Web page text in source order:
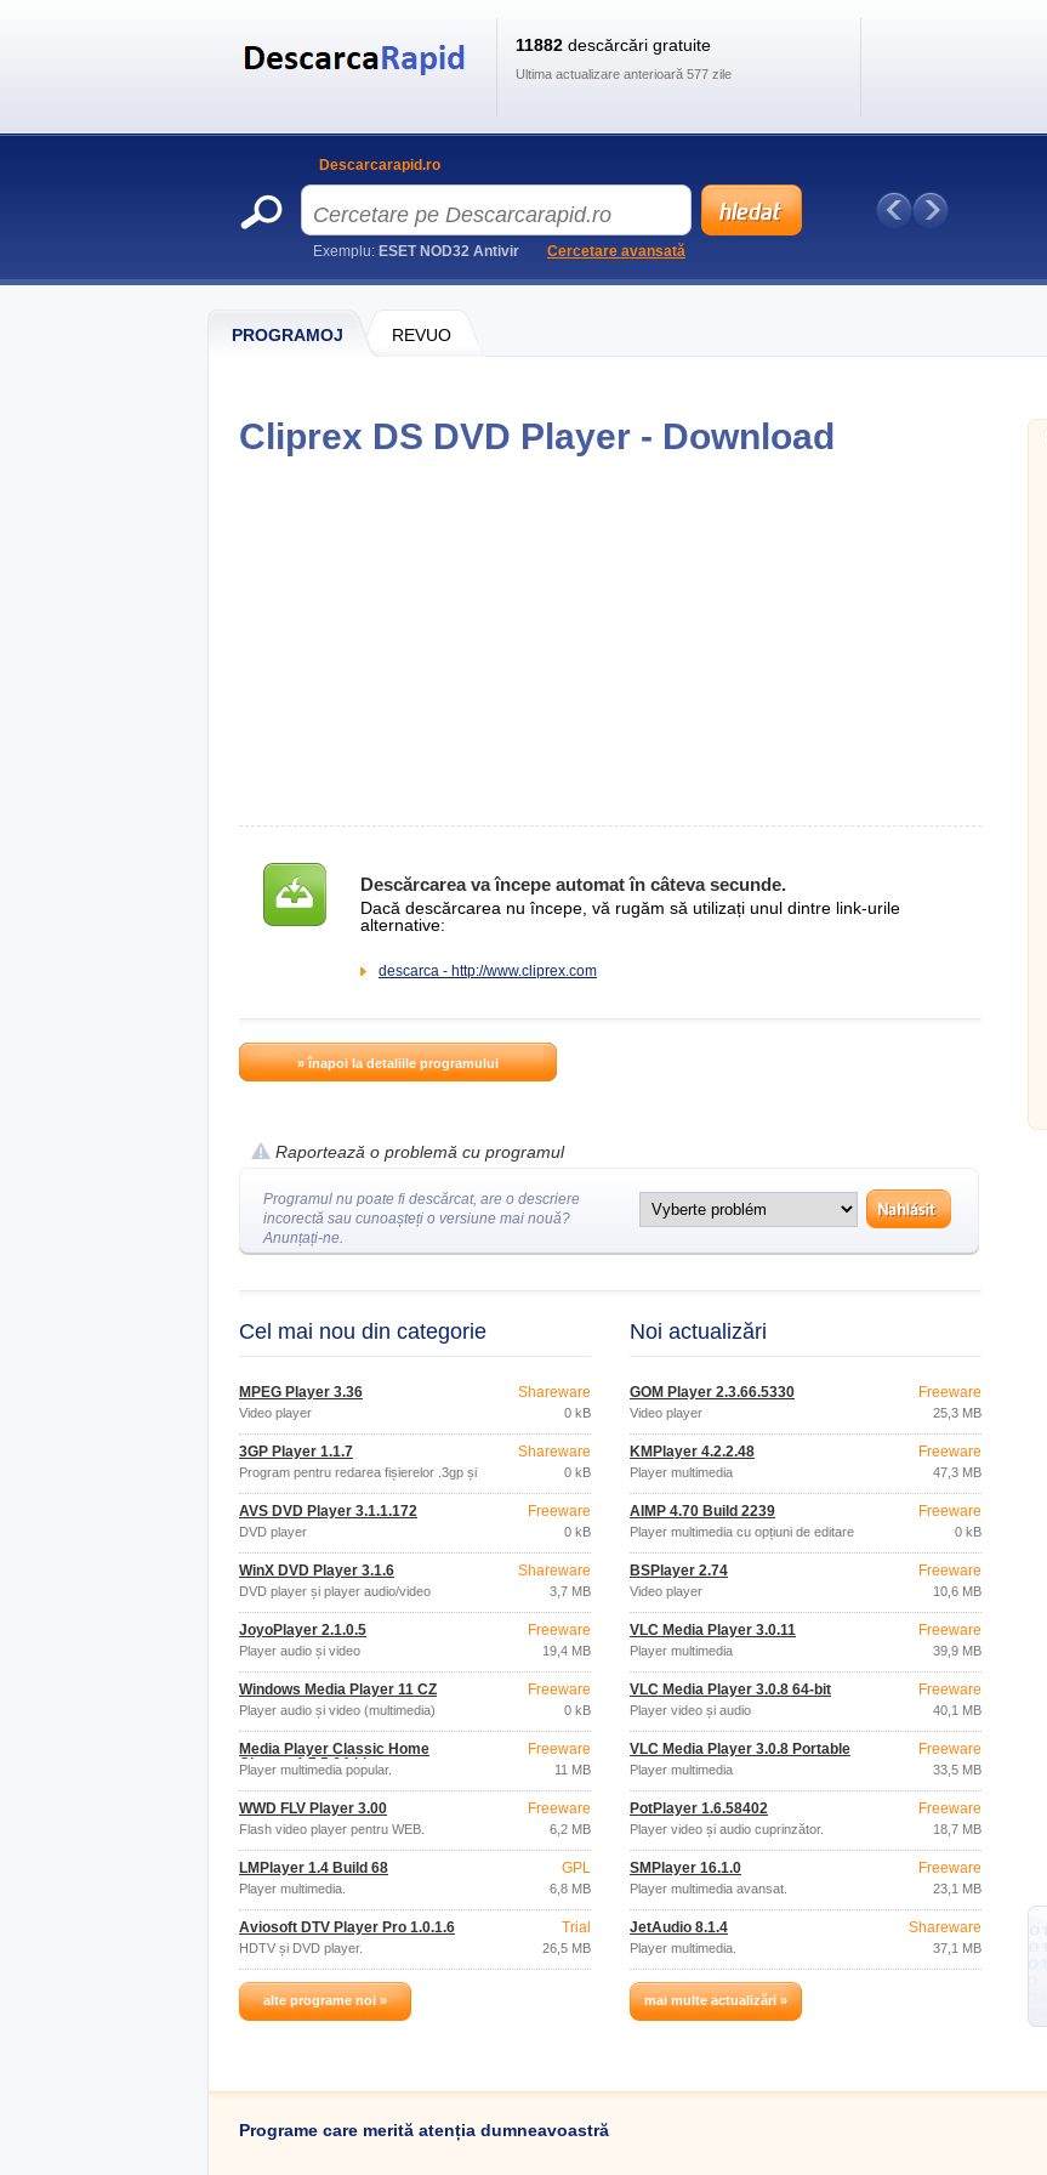
PROGRAMOJ REVUO
Cliprex DS DVD Player - Download
Descărcarea va începe automat în câteva secunde.
Dacă descărcarea nu începe, vă rugăm să utilizați unul dintre link-urile
alternative:
descarca - http://www.cliprex.com
» înapoi la detaliile programului
Raportează o problemă cu programul
Programul nu poate fi descărcat, are o descriere
incorectă sau cunoașteți o versiune mai nouă?
Anunțați-ne.
Cel mai nou din categorie
MPEG Player 3.36
Video player
Shareware
0 kB
3GP Player 1.1.7
Program pentru redarea fișierelor .3gp și
Shareware
0 kB
AVS DVD Player 3.1.1.172
DVD player
Freeware
0 kB
WinX DVD Player 3.1.6
DVD player și player audio/video
Shareware
3,7 MB
JoyoPlayer 2.1.0.5
Player audio și video
Freeware
19,4 MB
Windows Media Player 11 CZ
Player audio și video (multimedia)
Freeware
0 kB
Media Player Classic Home
Cinema 1.7.5 64-bit
Player multimedia popular.
Freeware
11 MB
WWD FLV Player 3.00
Flash video player pentru WEB.
Freeware
6,2 MB
LMPlayer 1.4 Build 68
Player multimedia.
GPL
6,8 MB
Aviosoft DTV Player Pro 1.0.1.6
HDTV și DVD player.
Trial
26,5 MB
alte programe noi »
Noi actualizări
GOM Player 2.3.66.5330
Video player
Freeware
25,3 MB
KMPlayer 4.2.2.48
Player multimedia
Freeware
47,3 MB
AIMP 4.70 Build 2239
Player multimedia cu opțiuni de editare
Freeware
0 kB
BSPlayer 2.74
Video player
Freeware
10,6 MB
VLC Media Player 3.0.11
Player multimedia
Freeware
39,9 MB
VLC Media Player 3.0.8 64-bit
Player video și audio
Freeware
40,1 MB
VLC Media Player 3.0.8 Portable
Player multimedia
Freeware
33,5 MB
PotPlayer 1.6.58402
Player video și audio cuprinzător.
Freeware
18,7 MB
SMPlayer 16.1.0
Player multimedia avansat.
Freeware
23,1 MB
JetAudio 8.1.4
Player multimedia.
Shareware
37,1 MB
mai multe actualizări »
Programe care merită atenția dumneavoastră
11882 descărcări gratuite
Ultima actualizare anterioară 577 zile
Descarcarapid.ro
Exemplu: ESET NOD32 Antivir Cercetare avansată